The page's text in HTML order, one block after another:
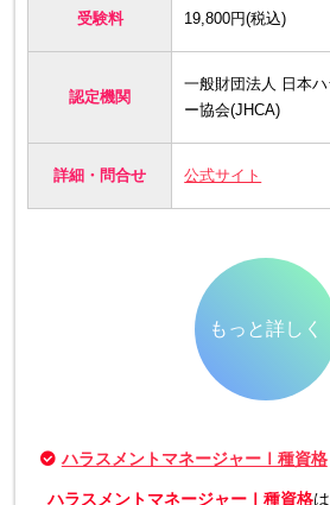
受験料 19,800円(税込)
認定機関
一般財団法人 日本
ー協会(JHCA)
詳細・問合せ 公式サイト
もっと詳しく
ハラスメントマネージャーⅠ種資格
ハラスメントマネージャーⅠ種資格